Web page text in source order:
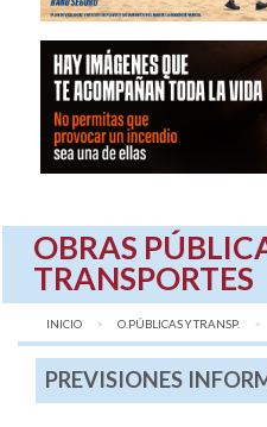
OBRAS
TRANSPORTES
INICIO O.PÚBLICAS Y TRANSP.
PREVISIONES